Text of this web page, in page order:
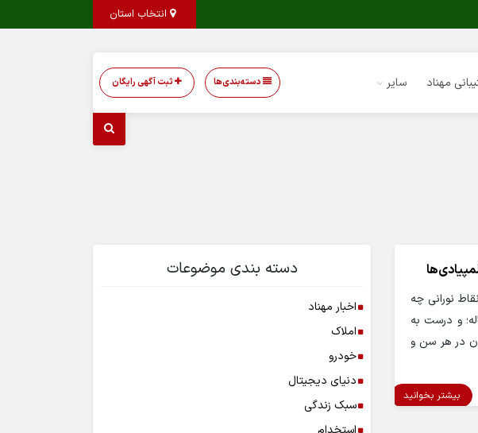
مهناد سایر دسته‌بندی‌ها ثبت آگهی رایگان
نورانی چه
و درست به
در هر سن و
بیشتر بخوانید
دسته بندی موضوعات
اخبار مهناد
املاک
خودرو
دنیای دیجیتال
سبک زندگی